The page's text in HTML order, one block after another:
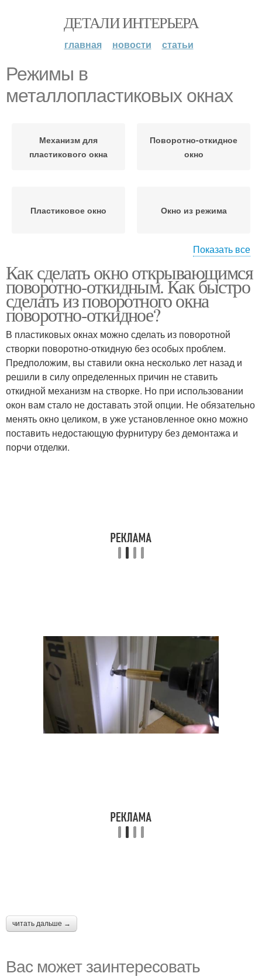
ДЕТАЛИ ИНТЕРЬЕРА
главная новости статьи
Режимы в
металлопластиковых окнах
Механизм для
пластикового окна
Поворотно-откидное
окно
Пластиковое окно Окно из режима
пластиковых окон
Показать все
Как сделать окно открывающимся
поворотно-откидным. Как быстро
сделать из поворотного окна
поворотно-откидное?
В пластиковых окнах можно сделать из поворотной
створки поворотно-откидную без особых проблем.
Предположим, вы ставили окна несколько лет назад и
решили в силу определенных причин не ставить
откидной механизм на створке. Но при использовании
окон вам стало не доставать этой опции. Не обязательно
менять окно целиком, в уже установленное окно можно
поставить недостающую фурнитуру без демонтажа и
порчи отделки.
читать дальше →
Вас может заинтересовать